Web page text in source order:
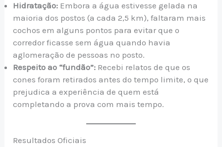
Hidratação: Embora a água estivesse gelada na
maioria dos postos (a cada 2,5 km), faltaram mais
cochos em alguns pontos para evitar que o
corredor ficasse sem água quando havia
aglomeração de pessoas no posto.
Respeito ao “fundão”: Recebi relatos de que os
cones foram retirados antes do tempo limite, o que
prejudica a experiência de quem está
completando a prova com mais tempo.
Resultados Oficiais